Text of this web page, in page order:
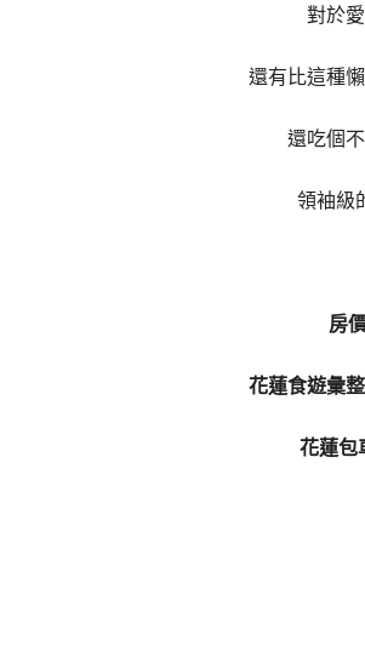
對於
還有比這種
還吃個
領袖級
房
花蓮食遊彙
花蓮包